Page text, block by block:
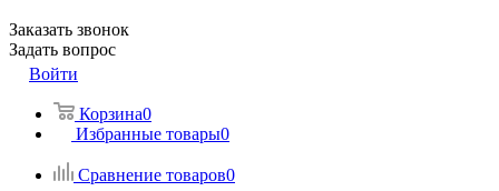
Заказать звонок
Задать вопрос
Войти
Корзина0
Избранные товары0
Сравнение товаров0